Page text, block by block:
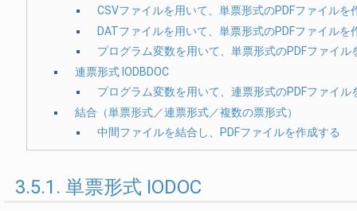
CSVファイルを用いて、単票形式のPDFファイルを
DATファイルを用いて、単票形式のPDFファイルを
プログラム変数を用いて、単票形式のPDFファイル
連票形式 IODBDOC
プログラム変数を用いて、連票形式のPDFファイル
結合（単票形式／連票形式／複数の票形式）
中間ファイルを結合し、PDFファイルを作成する
3.5.1. 単票形式 IODOC